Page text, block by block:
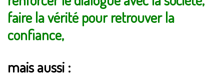
faire la vérité pour retrouver la
confiance,
mais aussi :